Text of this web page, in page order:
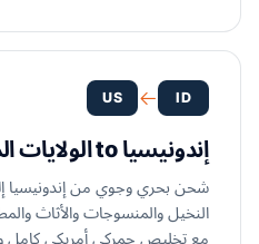
ID
US
إندونيسيا to الولايات المتحدة
شحن بحري وجوي من إندونيسيا
النخيل والمنسوجات والأثاث
مع تخليص جمركي أمريكي كامل